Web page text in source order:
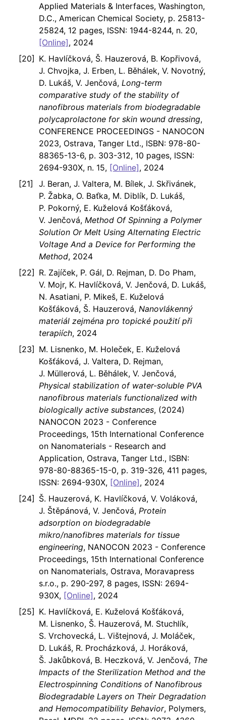
Applied Materials & Interfaces, Washington,
D.C., American Chemical Society, p. 25813-
25824, 12 pages, ISSN: 1944-8244, n. 20,
[Online], 2024
K. Havlíčková, Š. Hauzerová, B. Kopřivová,
J. Chvojka, J. Erben, L. Běhálek, V. Novotný,
D. Lukáš, V. Jenčová, Long-term
comparative study of the stability of
nanofibrous materials from biodegradable
polycaprolactone for skin wound dressing,
CONFERENCE PROCEEDINGS - NANOCON
2023, Ostrava, Tanger Ltd., ISBN: 978-80-
88365-13-6, p. 303-312, 10 pages, ISSN:
2694-930X, n. 15, [Online], 2024
J. Beran, J. Valtera, M. Bílek, J. Skřivánek,
P. Žabka, O. Baťka, M. Diblík, D. Lukáš,
P. Pokorný, E. Kuželová Košťáková,
V. Jenčová, Method Of Spinning a Polymer
Solution Or Melt Using Alternating Electric
Voltage And a Device for Performing the
Method, 2024
R. Zajíček, P. Gál, D. Rejman, D. Do Pham,
V. Mojr, K. Havlíčková, V. Jenčová, D. Lukáš,
N. Asatiani, P. Mikeš, E. Kuželová
Košťáková, Š. Hauzerová, Nanovlákenný
materiál zejména pro topické použití při
terapiích, 2024
M. Lisnenko, M. Holeček, E. Kuželová
Košťáková, J. Valtera, D. Rejman,
J. Müllerová, L. Běhálek, V. Jenčová,
Physical stabilization of water-soluble PVA
nanofibrous materials functionalized with
biologically active substances, (2024)
NANOCON 2023 - Conference
Proceedings, 15th International Conference
on Nanomaterials - Research and
Application, Ostrava, Tanger Ltd., ISBN:
978-80-88365-15-0, p. 319-326, 411 pages,
ISSN: 2694-930X, [Online], 2024
Š. Hauzerová, K. Havlíčková, V. Voláková,
J. Štěpánová, V. Jenčová, Protein
adsorption on biodegradable
mikro/nanofibres materials for tissue
engineering, NANOCON 2023 - Conference
Proceedings, 15th International Conference
on Nanomaterials, Ostrava, Moravapress
s.r.o., p. 290-297, 8 pages, ISSN: 2694-
930X, [Online], 2024
K. Havlíčková, E. Kuželová Košťáková,
M. Lisnenko, Š. Hauzerová, M. Stuchlík,
S. Vrchovecká, L. Vištejnová, J. Moláček,
D. Lukáš, R. Procházková, J. Horáková,
Š. Jakůbková, B. Heczková, V. Jenčová, The
Impacts of the Sterilization Method and the
Electrospinning Conditions of Nanofibrous
Biodegradable Layers on Their Degradation
and Hemocompatibility Behavior, Polymers,